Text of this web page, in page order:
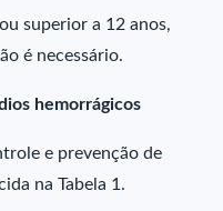
superior a 12 anos,
é necessário.
hemorrágicos
e prevenção de
na Tabela 1.